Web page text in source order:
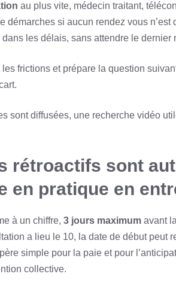
au plus vite, médecin traitant,
démarches si aucun rendez vous n’est
les délais, sans attendre le dernier
frictions et prépare la question
sont diffusées, une recherche vidéo
rétroactifs sont
en pratique en
à un chiffre, 3 jours maximum avant
a lieu le 10, la date de début peut
simple pour la paie et pour
collective.